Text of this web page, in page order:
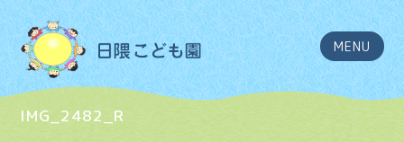
MENU
IMG_2482_R